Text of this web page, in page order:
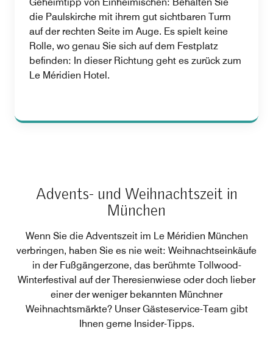
Geheimtipp von Einheimischen: Behalten Sie
die Paulskirche mit ihrem gut sichtbaren Turm
auf der rechten Seite im Auge. Es spielt keine
Rolle, wo genau Sie sich auf dem Festplatz
befinden: In dieser Richtung geht es zurück zum
Le Méridien Hotel.
Advents- und Weihnachtszeit in
München
Wenn Sie die Adventszeit im Le Méridien München
verbringen, haben Sie es nie weit: Weihnachtseinkäufe
in der Fußgängerzone, das berühmte Tollwood-
Winterfestival auf der Theresienwiese oder doch lieber
einer der weniger bekannten Münchner
Weihnachtsmärkte? Unser Gästeservice-Team gibt
Ihnen gerne Insider-Tipps.